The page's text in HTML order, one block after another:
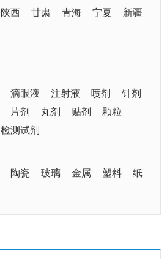
陕西 甘肃 青海 宁夏
新疆
滴眼液 注射液 喷剂
针剂
片剂 丸剂 贴剂
颗粒
检测试剂
陶瓷 玻璃 金属 塑料
纸